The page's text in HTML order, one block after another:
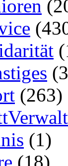
(263)
(1)
(18)